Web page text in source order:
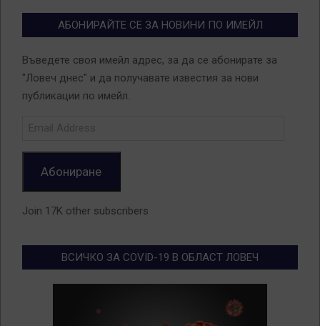
АБОНИРАЙТЕ СЕ ЗА НОВИНИ ПО ИМЕЙЛ
Въведете своя имейл адрес, за да се абонирате за
"Ловеч днес" и да получавате известия за нови
публикации по имейл.
Абониране
Join 17K other subscribers
ВСИЧКО ЗА COVID-19 В ОБЛАСТ ЛОВЕЧ